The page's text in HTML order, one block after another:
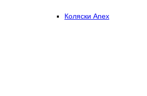
Коляски Anex